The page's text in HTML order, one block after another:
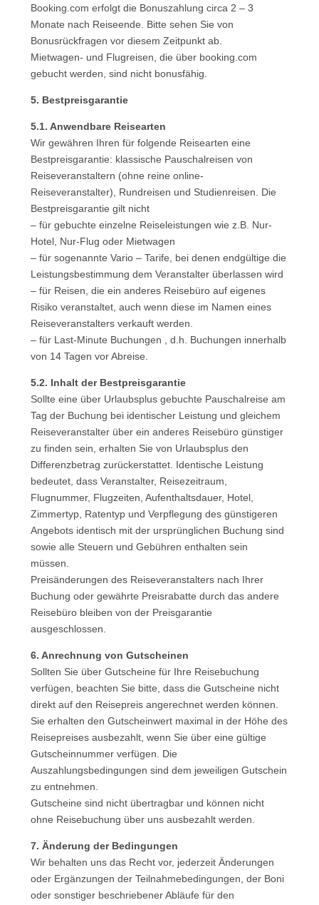
Booking.com erfolgt die Bonuszahlung circa 2 – 3
Monate nach Reiseende. Bitte sehen Sie von
Bonusrückfragen vor diesem Zeitpunkt ab.
Mietwagen- und Flugreisen, die über booking.com
gebucht werden, sind nicht bonusfähig.
5. Bestpreisgarantie
5.1. Anwendbare Reisearten
Wir gewähren Ihren für folgende Reisearten eine
Bestpreisgarantie: klassische Pauschalreisen von
Reiseveranstaltern (ohne reine online-
Reiseveranstalter), Rundreisen und Studienreisen. Die
Bestpreisgarantie gilt nicht
– für gebuchte einzelne Reiseleistungen wie z.B. Nur-
Hotel, Nur-Flug oder Mietwagen
– für sogenannte Vario – Tarife, bei denen endgültige die
Leistungsbestimmung dem Veranstalter überlassen wird
– für Reisen, die ein anderes Reisebüro auf eigenes
Risiko veranstaltet, auch wenn diese im Namen eines
Reiseveranstalters verkauft werden.
– für Last-Minute Buchungen , d.h. Buchungen innerhalb
von 14 Tagen vor Abreise.
5.2. Inhalt der Bestpreisgarantie
Sollte eine über Urlaubsplus gebuchte Pauschalreise am
Tag der Buchung bei identischer Leistung und gleichem
Reiseveranstalter über ein anderes Reisebüro günstiger
zu finden sein, erhalten Sie von Urlaubsplus den
Differenzbetrag zurückerstattet. Identische Leistung
bedeutet, dass Veranstalter, Reisezeitraum,
Flugnummer, Flugzeiten, Aufenthaltsdauer, Hotel,
Zimmertyp, Ratentyp und Verpflegung des günstigeren
Angebots identisch mit der ursprünglichen Buchung sind
sowie alle Steuern und Gebühren enthalten sein
müssen.
Preisänderungen des Reiseveranstalters nach Ihrer
Buchung oder gewährte Preisrabatte durch das andere
Reisebüro bleiben von der Preisgarantie
ausgeschlossen.
6. Anrechnung von Gutscheinen
Sollten Sie über Gutscheine für Ihre Reisebuchung
verfügen, beachten Sie bitte, dass die Gutscheine nicht
direkt auf den Reisepreis angerechnet werden können.
Sie erhalten den Gutscheinwert maximal in der Höhe des
Reisepreises ausbezahlt, wenn Sie über eine gültige
Gutscheinnummer verfügen. Die
Auszahlungsbedingungen sind dem jeweiligen Gutschein
zu entnehmen.
Gutscheine sind nicht übertragbar und können nicht
ohne Reisebuchung über uns ausbezahlt werden.
7. Änderung der Bedingungen
Wir behalten uns das Recht vor, jederzeit Änderungen
oder Ergänzungen der Teilnahmebedingungen, der Boni
oder sonstiger beschriebener Abläufe für den